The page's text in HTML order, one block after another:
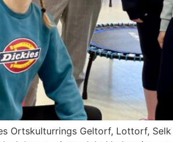
Ortskulturrings Geltorf, Lottorf,